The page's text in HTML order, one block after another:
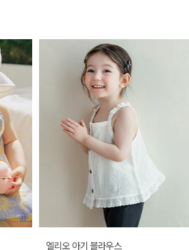
엘리오 아기 블라우스